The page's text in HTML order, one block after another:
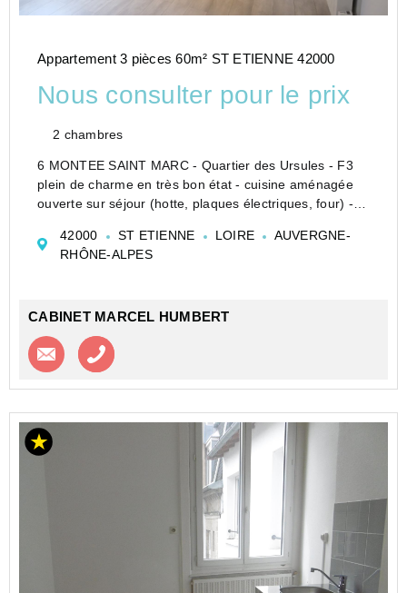
Appartement 3 pièces 60m² ST ETIENNE 42000
Nous consulter pour le prix
2 chambres
6 MONTEE SAINT MARC - Quartier des Ursules - F3
plein de charme en très bon état - cuisine aménagée
ouverte sur séjour (hotte, plaques électriques, four) - 1
parquet - chauffage individuel électrique
Les ...
42000 ST ETIENNE LOIRE
AUVERGNE-
RHÔNE-ALPES
CABINET MARCEL HUMBERT
Contacter l'agence